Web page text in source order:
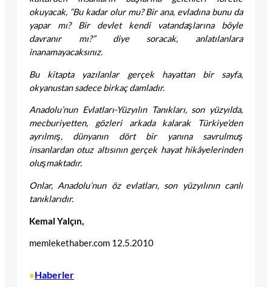
okuyacak, “Bu kadar olur mu? Bir ana, evladına bunu da
yapar mı? Bir devlet kendi vatandaşlarına böyle
davranır mı?” diye soracak, anlatılanlara
inanamayacaksınız.
Bu kitapta yazılanlar gerçek hayattan bir sayfa,
okyanustan sadece birkaç damladır.
Anadolu’nun Evlatları-Yüzyılın Tanıkları, son yüzyılda,
mecburiyetten, gözleri arkada kalarak Türkiye’den
ayrılmış, dünyanın dört bir yanına savrulmuş
insanlardan otuz altısının gerçek hayat hikâyelerinden
oluşmaktadır.
Onlar, Anadolu’nun öz evlatları, son yüzyılının canlı
tanıklarıdır.
Kemal Yalçın,
memlekethaber.com 12.5.2010
•Haberler